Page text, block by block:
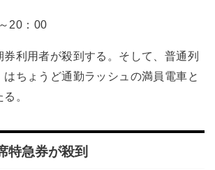
20：00
券利用者が殺到する。そして、普通列
ちょうど通勤ラッシュの満員電車と
。
特急券が殺到